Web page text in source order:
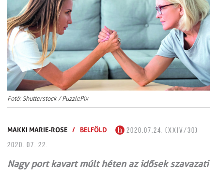
Fotó: Shutterstock / PuzzlePix
MAKKI MARIE-ROSE / BELFÖLD
2020.07.24. (XXIV/30)
2020. 07. 22.
Nagy port kavart múlt héten az idősek szavazati